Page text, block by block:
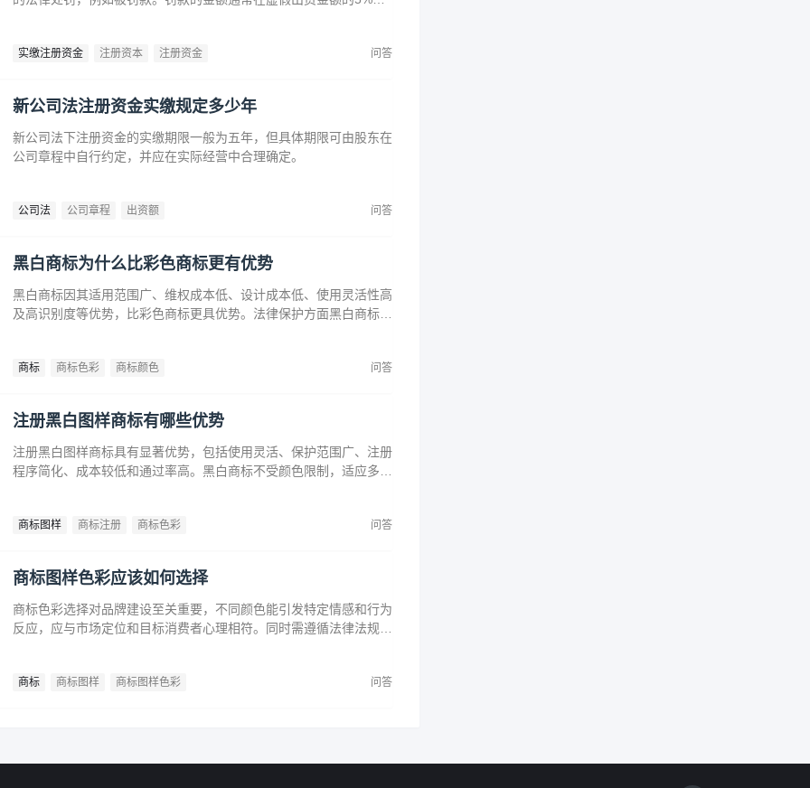
实缴注册资金 注册资本 注册资金 问答
新公司法注册资金实缴规定多少年
新公司法下注册资金的实缴期限一般为五年，但具体期限可由股东在
公司章程中自行约定，并应在实际经营中合理确定。
公司法 公司章程 出资额 问答
黑白商标为什么比彩色商标更有优势
黑白商标因其适用范围广、维权成本低、设计成本低、使用灵活性高
及高识别度等优势，比彩色商标更具优势。法律保护方面黑白商标更
商标 商标色彩 商标颜色 问答
注册黑白图样商标有哪些优势
注册黑白图样商标具有显著优势，包括使用灵活、保护范围广、注册
程序简化、成本较低和通过率高。黑白商标不受颜色限制，适应多样
商标图样 商标注册 商标色彩 问答
商标图样色彩应该如何选择
商标色彩选择对品牌建设至关重要，不同颜色能引发特定情感和行为
反应，应与市场定位和目标消费者心理相符。同时需遵循法律法规确
商标 商标图样 商标图样色彩 问答